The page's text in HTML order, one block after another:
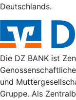
Deutschlands.
Die DZ BANK ist
und
Gruppe. Als